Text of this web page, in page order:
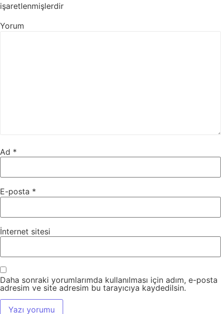
işaretlenmişlerdir
Yorum
Ad *
E-posta *
İnternet sitesi
Daha sonraki yorumlarımda kullanılması için adım, e-posta
adresim ve site adresim bu tarayıcıya kaydedilsin.